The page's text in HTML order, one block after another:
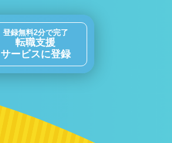
登録無料2分で完了
転職支援
サービスに登録